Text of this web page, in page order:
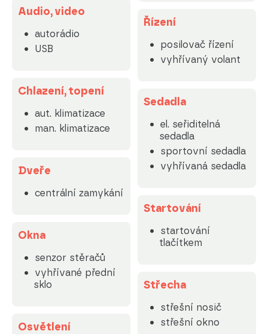
Audio, video
autorádio
USB
Chlazení, topení
aut. klimatizace
man. klimatizace
Dveře
centrální zamykání
Okna
senzor stěračů
vyhřívané přední
sklo
Osvětlení
Řízení
posilovač řízení
vyhřívaný volant
Sedadla
el. seřiditelná
sedadla
sportovní sedadla
vyhřívaná sedadla
Startování
startování
tlačítkem
Střecha
střešní nosič
střešní okno